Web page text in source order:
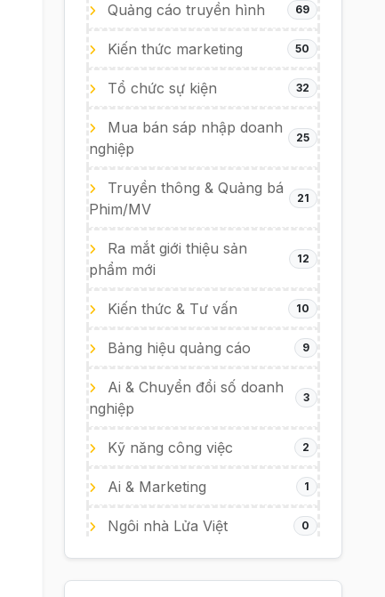
Quảng cáo truyền hình 69
Kiến thức marketing 50
Tổ chức sự kiện 32
Mua bán sáp nhập doanh
nghiệp
25
Truyền thông & Quảng bá
Phim/MV
21
Ra mắt giới thiệu sản
phẩm mới
12
Kiến thức & Tư vấn 10
Bảng hiệu quảng cáo 9
Ai & Chuyển đổi số doanh
nghiệp
3
Kỹ năng công việc 2
Ai & Marketing 1
Ngôi nhà Lửa Việt 0